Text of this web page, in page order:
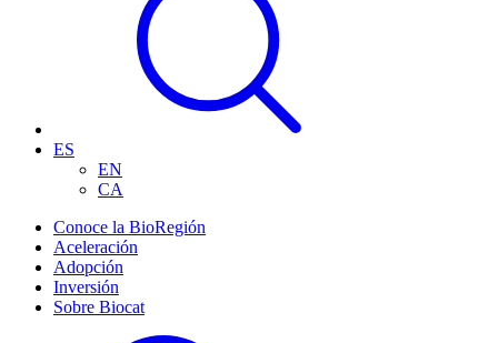
ES
EN
CA
Conoce la BioRegión
Aceleración
Adopción
Inversión
Sobre Biocat